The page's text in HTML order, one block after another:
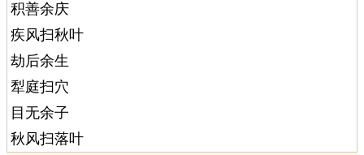
积善余庆
疾风扫秋叶
劫后余生
犁庭扫穴
目无余子
秋风扫落叶